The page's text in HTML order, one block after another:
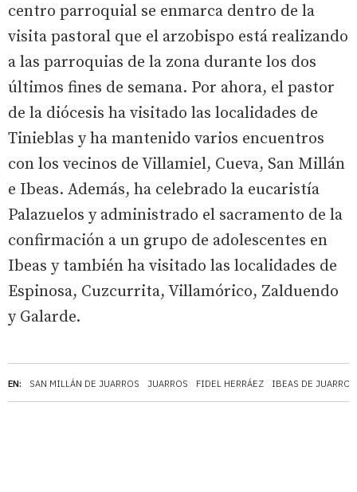
EN: SAN MILLÁN DE JUARROS JUARROS FIDEL HERRÁEZ IBEAS DE JUARROS
centro parroquial se enmarca dentro de la
visita pastoral que el arzobispo está realizando
a las parroquias de la zona durante los dos
últimos fines de semana. Por ahora, el pastor
de la diócesis ha visitado las localidades de
Tinieblas y ha mantenido varios encuentros
con los vecinos de Villamiel, Cueva, San Millán
e Ibeas. Además, ha celebrado la eucaristía
Palazuelos y administrado el sacramento de la
confirmación a un grupo de adolescentes en
Ibeas y también ha visitado las localidades de
Espinosa, Cuzcurrita, Villamórico, Zalduendo
y Galarde.